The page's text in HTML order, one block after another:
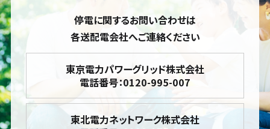
停電に関するお問い合わせは
各送配電会社へご連絡ください
東京電力パワーグリッド株式会社
電話番号：0120-995-007
東北電力ネットワーク株式会社